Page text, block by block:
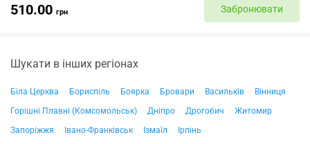
510.00 грн Забронювати
Шукати в інших регіонах
Біла Церква Бориспіль Боярка Бровари Васильків
Вінниця
Горішні Плавні (Комсомольськ)
Дніпро Дрогобич
Житомир
Запоріжжя
Івано-Франківськ Ізмаїл
Ірпінь